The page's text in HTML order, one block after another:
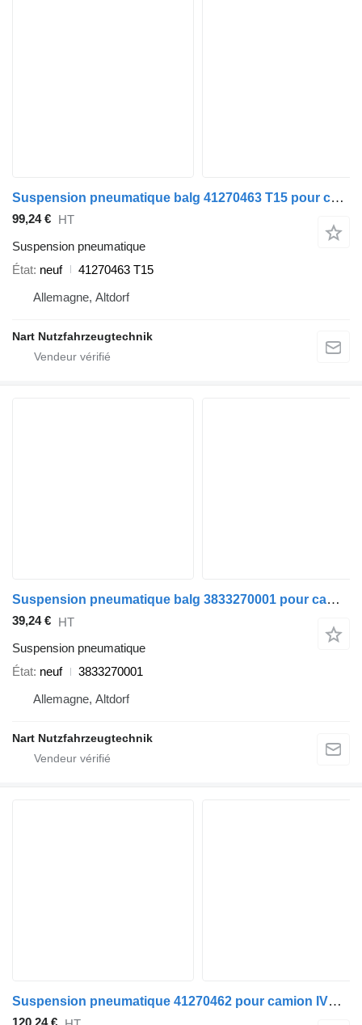
Suspension pneumatique balg 41270463 T15 pour camion IVECO
99,24 €
HT
Suspension pneumatique
État neuf
41270463 T15
Allemagne, Altdorf
Nart Nutzfahrzeugtechnik
Suspension pneumatique balg 3833270001 pour camion DAF IVECO, MERCEDES VOLVO Vergl. 814
39,24 € HT
Suspension pneumatique
État neuf
3833270001
Allemagne, Altdorf
Nart Nutzfahrzeugtechnik
Suspension pneumatique 41270462 pour camion IVECO Stralis Eurotech
120,24 €